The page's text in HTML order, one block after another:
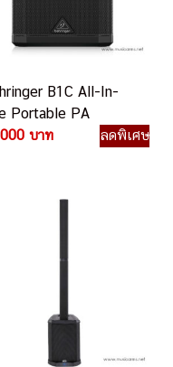
B1C All-In-
Portable PA
บาท
ลดพิเศษ